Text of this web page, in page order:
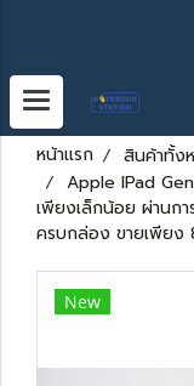
หน้าแรก สินค้าทั้ง
Apple IPad
เพียงเล็กน้อย ผ่านก
ครบกล่อง ขายเพียง
New